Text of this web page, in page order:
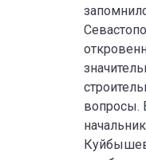
вопросы.